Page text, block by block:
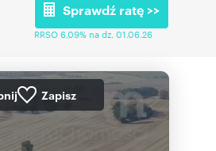
Sprawdź ratę >>
RRSO 6,09% na dz. 01.06.26
Zapisz